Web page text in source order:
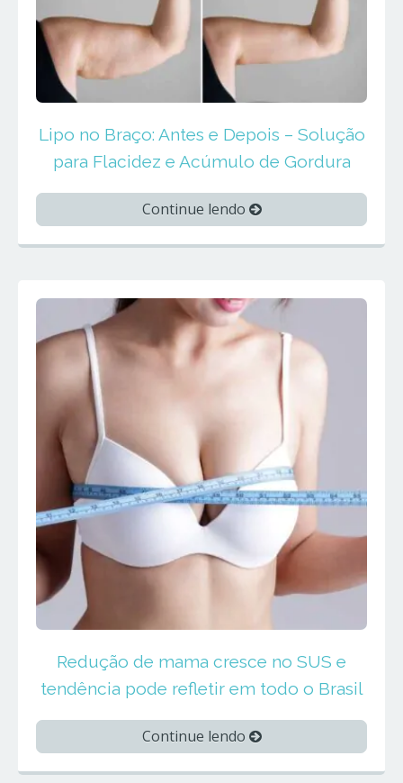
Lipo no Braço: Antes e Depois – Solução
para Flacidez e Acúmulo de Gordura
Continue lendo
Redução de mama cresce no SUS e
tendência pode refletir em todo o Brasil
Continue lendo